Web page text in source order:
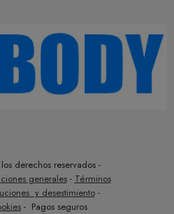
derechos reservados -
generales- Términos
y desestimiento-
- Pagos seguros